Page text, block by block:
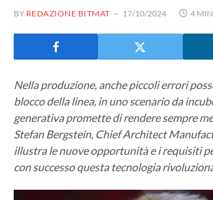
BY REDAZIONE BITMAT 17/10/2024 4
Nella produzione, anche piccoli errori
blocco della linea, in uno scenario da
generativa promette di rendere sempre
Stefan Bergstein, Chief Architect
illustra le nuove opportunità e i requisiti
con successo questa tecnologia